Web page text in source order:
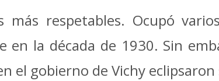
respetables. Ocupó
la década de 1930. Sin
el gobierno de Vichy